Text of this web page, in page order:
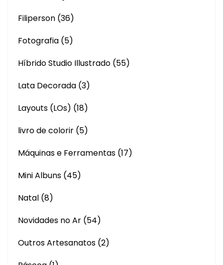
Filiperson (36)
Fotografia (5)
Híbrido Studio Illustrado (55)
Lata Decorada (3)
Layouts (LOs) (18)
livro de colorir (5)
Máquinas e Ferramentas (17)
Mini Albuns (45)
Natal (8)
Novidades no Ar (54)
Outros Artesanatos (2)